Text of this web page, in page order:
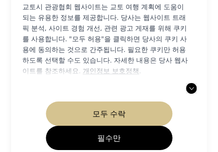
교토시 관광협회 웹사이트는 교토 여행 계획에 도움이
되는 유용한 정보를 제공합니다. 당사는 웹사이트 트래
픽 분석, 사이트 경험 개선, 관련 광고 게재를 위해 쿠키
를 사용합니다. "모두 허용"을 클릭하면 당사의 쿠키 사
용에 동의하는 것으로 간주됩니다. 필요한 쿠키만 허용
하도록 선택할 수도 있습니다. 자세한 내용은 당사 웹사
이트를 참조하세요. 개인정보 보호정책.
모두 수락
필수만
진고지
사찰 신사